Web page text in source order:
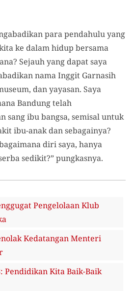
para pendahulu yang
ke dalam hidup bersama
Sejauh yang dapat saya
nama Inggit Garnasih
dan yayasan. Saya
Bandung telah
sang ibu bangsa, semisal untuk
ibu-anak dan sebagainya?
diri saya, hanya
sedikit?” pungkasnya.
Pengelolaan Klub
Kedatangan Menteri
Pendidikan Kita Baik-Baik